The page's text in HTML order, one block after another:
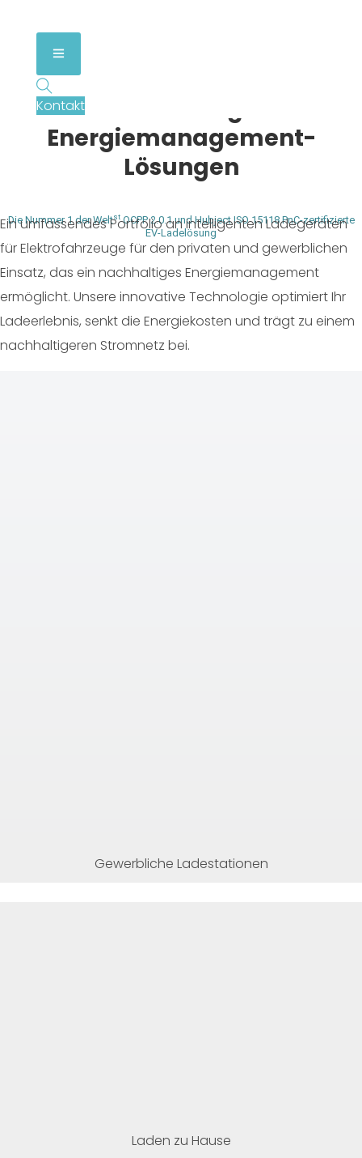
Kontakt
Intelligente Ladegeräte für
Elektrofahrzeuge und
Energiemanagement-
Lösungen
Die Nummer 1 der WeltstOCPP 2.0.1 und Hubject ISO 15118 PnC-zertifizierte
EV-Ladelösung
Ein umfassendes Portfolio an intelligenten Ladegeräten
für Elektrofahrzeuge für den privaten und gewerblichen
Einsatz, das ein nachhaltiges Energiemanagement
ermöglicht. Unsere innovative Technologie optimiert Ihr
Ladeerlebnis, senkt die Energiekosten und trägt zu einem
nachhaltigeren Stromnetz bei.
Gewerbliche Ladestationen
Laden zu Hause